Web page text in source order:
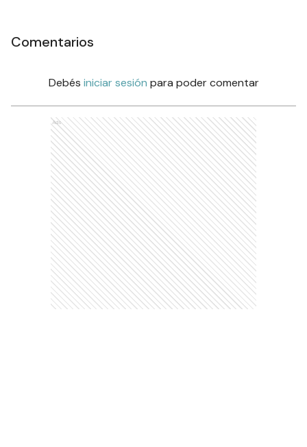
Comentarios
Debés iniciar sesión para poder comentar
Ads